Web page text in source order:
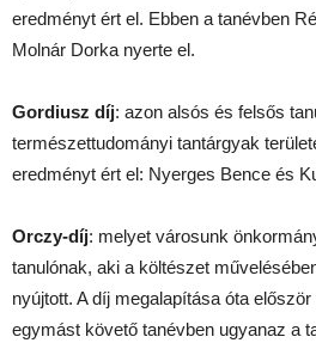
eredményt ért el. Ebben a tanévben
Molnár Dorka nyerte el.
Gordiusz díj: azon alsós és felsős
természettudományi tantárgyak
eredményt ért el: Nyerges Bence és
Orczy-díj: melyet városunk
tanulónak, aki a költészet
nyújtott. A díj megalapítása óta
egymást követő tanévben ugyanaz a